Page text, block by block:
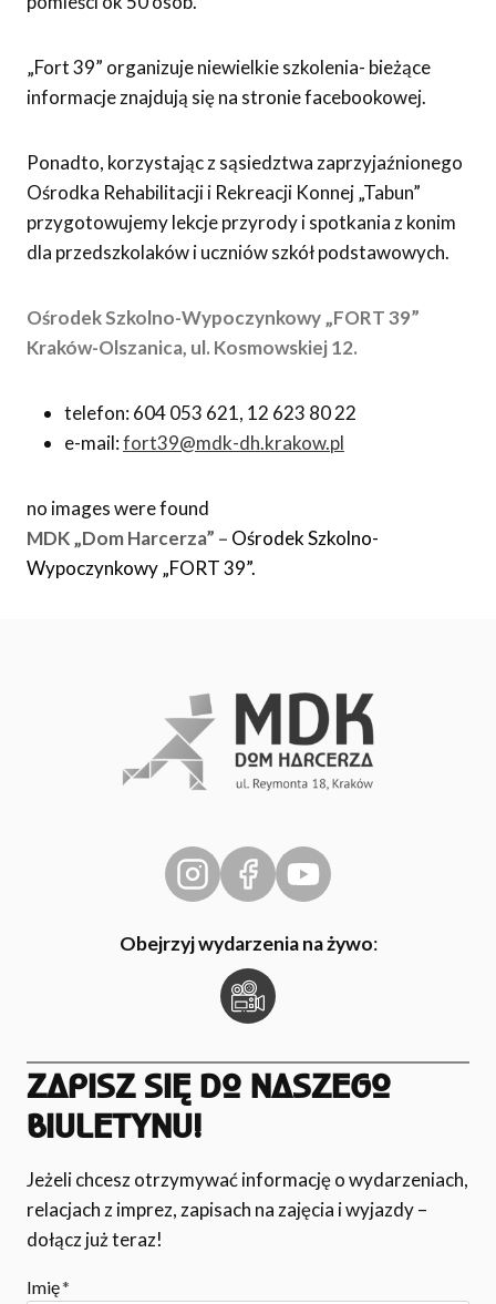
„Fort 39” organizuje niewielkie szkolenia- bieżące
informacje znajdują się na stronie facebookowej.
Ponadto, korzystając z sąsiedztwa zaprzyjaźnionego
Ośrodka Rehabilitacji i Rekreacji Konnej „Tabun”
przygotowujemy lekcje przyrody i spotkania z konim
dla przedszkolaków i uczniów szkół podstawowych.
Ośrodek Szkolno-Wypoczynkowy „FORT 39”
Kraków-Olszanica, ul. Kosmowskiej 12.
telefon: 604 053 621, 12 623 80 22
e-mail:fort39@mdk-dh.krakow.pl
no images were found
MDK „Dom Harcerza” – Ośrodek Szkolno-
Wypoczynkowy „FORT 39”.
Obejrzyj wydarzenia na żywo:
ZAPISZ SIĘ DO NASZEGO
BIULETYNU!
Jeżeli chcesz otrzymywać informację o wydarzeniach,
relacjach z imprez, zapisach na zajęcia i wyjazdy –
dołącz już teraz!
Imię*